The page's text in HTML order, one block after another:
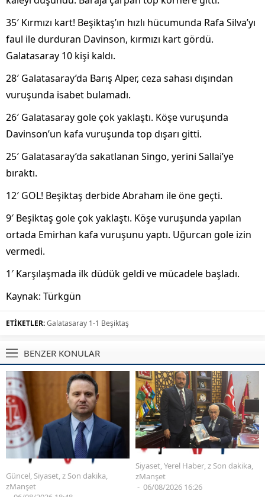
35′ Kırmızı kart! Beşiktaş’ın hızlı hücumunda Rafa Silva’yı
faul ile durduran Davinson, kırmızı kart gördü.
Galatasaray 10 kişi kaldı.
28′ Galatasaray’da Barış Alper, ceza sahası dışından
vuruşunda isabet bulamadı.
26′ Galatasaray goleçok yaklaştı. Köşe vuruşunda
Davinson’un kafa vuruşunda top dışarı gitti.
25′ Galatasaray’da sakatlanan Singo, yerini Sallai’ye
bıraktı.
12′ GOL! Beşiktaş derbide Abraham ileöne geçti.
9′ Beşiktaş goleçok yaklaştı. Köşe vuruşunda yapılan
ortada Emirhan kafa vuruşunu yaptı. Uğurcan gole izin
vermedi.
1′ Karşılaşmada ilk düdük geldi ve mücadele başladı.
Kaynak: Türkgün
ETİKETLER:Galatasaray 1-1 Beşiktaş
BENZER KONULAR
Güncel, Siyaset,z Son dakika,
zManşet
Siyaset,Yerel Haber,z Son dakika,
zManşet
06/08/2026 16:26